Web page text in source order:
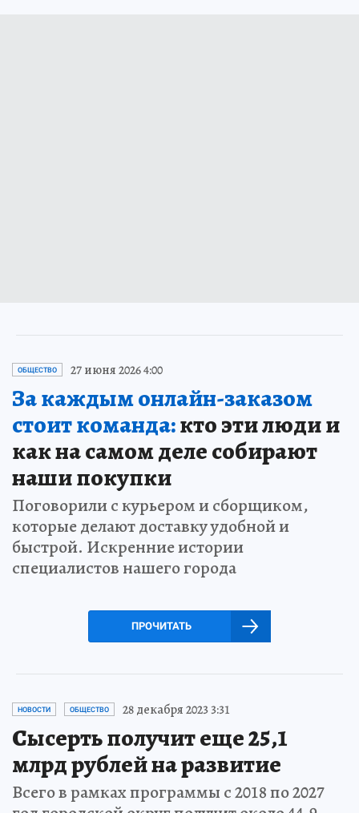
ОБЩЕСТВО 27 июня 2026 4:00
За каждым онлайн-заказом
стоит команда:кто эти люди и
как на самом деле собирают
наши покупки
Поговорили с курьером и сборщиком,
которые делают доставку удобной и
быстрой. Искренние истории
специалистов нашего города
ПРОЧИТАТЬ
НОВОСТИ ОБЩЕСТВО 28 декабря 2023 3:31
Сысерть получит еще 25,1
млрд рублей на развитие
Всего в рамках программы с 2018 по 2027